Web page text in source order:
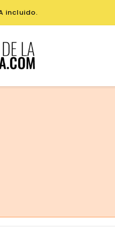
incluido.
pedidos desde su